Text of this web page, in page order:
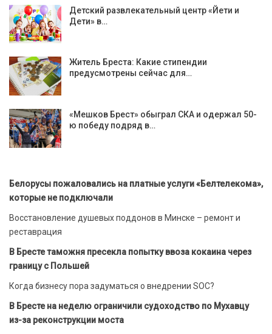
Детский развлекательный центр «Йети и
Дети» в…
Житель Бреста: Какие стипендии
предусмотрены сейчас для…
«Мешков Брест» обыграл СКА и одержал 50-
ю победу подряд в…
Белорусы пожаловались на платные услуги «Белтелекома»,
которые не подключали
Восстановление душевых поддонов в Минске – ремонт и
реставрация
В Бресте таможня пресекла попытку ввоза кокаина через
границу с Польшей
Когда бизнесу пора задуматься о внедрении SOC?
В Бресте на неделю ограничили судоходство по Мухавцу
из-за реконструкции моста